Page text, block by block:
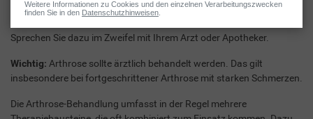
Schmerztabletten (z. B. Diclofenac, Ibuprofen) sinnvoll sein.
Sprechen Sie dazu im Zweifel mit Ihrem Arzt oder Apotheker.
Wichtig: Arthrose sollte ärztlich behandelt werden. Das gilt
insbesondere bei fortgeschrittener Arthrose mit starken Schmerzen.
Die Arthrose-Behandlung umfasst in der Regel mehrere